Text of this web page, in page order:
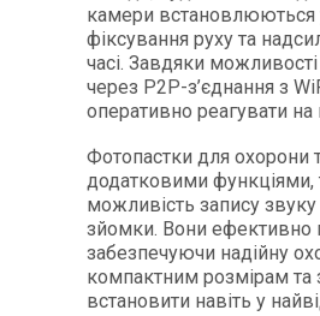
камери встановлюються
фіксування руху та
часі. Завдяки
через P2P-з’єднання з
оперативно реагувати на
Фотопастки для
додатковими функціями,
можливість запису звуку
зйомки. Вони
забезпечуючи надійну
компактним розмірам та
встановити навіть у